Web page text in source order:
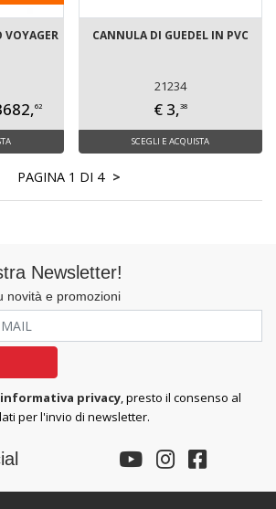
VOYAGER
62
CANNULA DI GUEDEL IN PVC
21234
€ 3,38
SCEGLI E ACQUISTA
PAGINA 1 DI 4 >
Newsletter!
novità e promozioni
informativa privacy , presto il consenso al
per l'invio di newsletter.